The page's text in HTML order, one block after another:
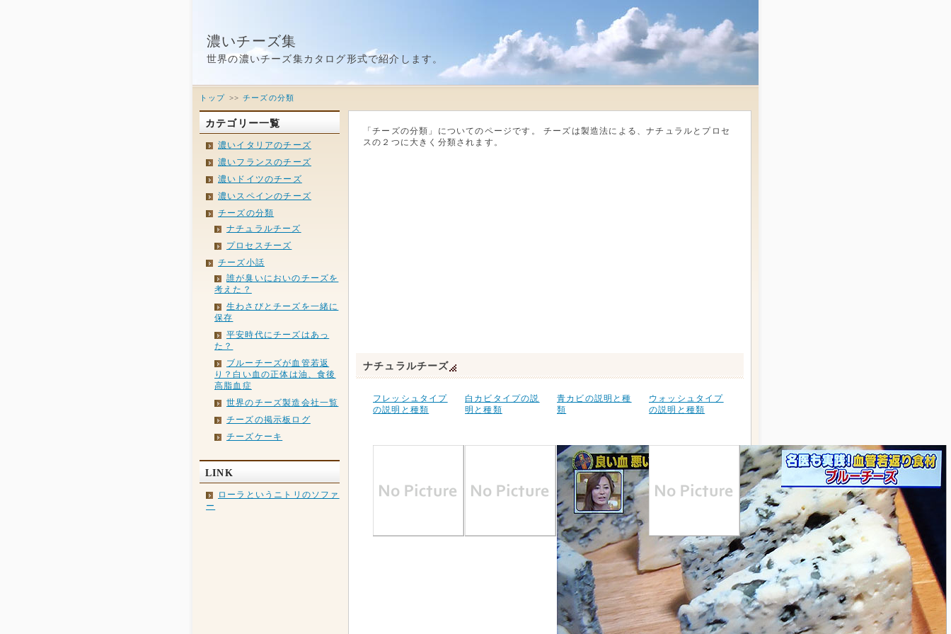
濃いチーズ集
世界の濃いチーズ集カタログ形式で紹介します。
トップ >> チーズの分類
「チーズの分類」についてのページです。 チーズは製造法による、ナチュラルとプロセ
スの２つに大きく分類されます。
ナチュラルチーズ
フレッシュタイプ
の説明と種類
白カビタイプの説
明と種類
青カビの説明と種
類
ウォッシュタイプ
の説明と種類
カテゴリー一覧
濃いイタリアのチーズ
濃いフランスのチーズ
濃いドイツのチーズ
濃いスペインのチーズ
チーズの分類
ナチュラルチーズ
プロセスチーズ
チーズ小話
誰が臭いにおいのチーズを
考えた？
生わさびとチーズを一緒に
保存
平安時代にチーズはあっ
た？
ブルーチーズが血管若返
り？白い血の正体は油、食後
高脂血症
世界のチーズ製造会社一覧
チーズの掲示板ログ
チーズケーキ
LINK
ローラというニトリのソファ
ー